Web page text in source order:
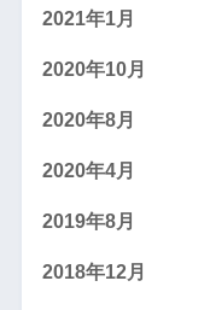
2021年1月
2020年10月
2020年8月
2020年4月
2019年8月
2018年12月